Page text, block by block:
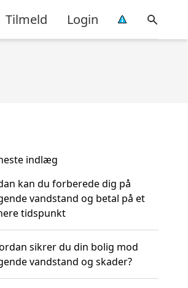
Tilmeld Login
indlæg
kan du forberede dig på
vandstand og betal på et
tidspunkt
sikrer du din bolig mod
vandstand og skader?